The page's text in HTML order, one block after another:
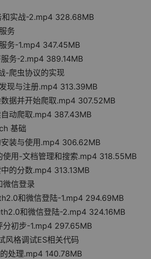
和实战-2.mp4 328.68MB
务
务-1.mp4 347.45MB
服务-2.mp4 389.14MB
-爬虫协议的实现
现与注册.mp4 313.39MB
据并开始爬取.mp4 307.52MB
自动爬取.mp4 387.43MB
基础
安装与使用.mp4 306.62MB
使用-文档管理和搜索.mp4 318.55MB
的分数.mp4 313.13MB
微信登录
和微信登陆-1.mp4 294.69MB
和微信登陆-2.mp4 324.16MB
分初步-1.mp4 297.65MB
风格调试ES相关代码
的处理.mp4 140.78MB